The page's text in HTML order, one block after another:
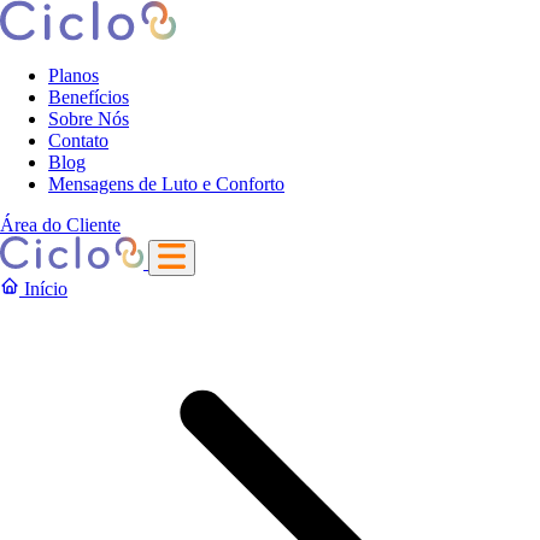
Planos
Benefícios
Sobre Nós
Contato
Blog
Mensagens de Luto e Conforto
Área do Cliente
Início